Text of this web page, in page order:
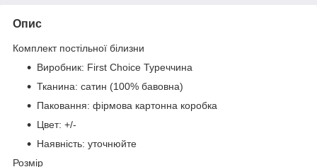
Опис
Комплект постільної білизни
Виробник: First Choice Туреччина
Тканина: сатин (100% бавовна)
Паковання: фірмова картонна коробка
Цвет: +/-
Наявність: уточнюйте
Розмір